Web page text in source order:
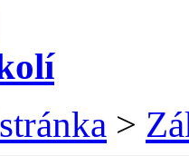
>